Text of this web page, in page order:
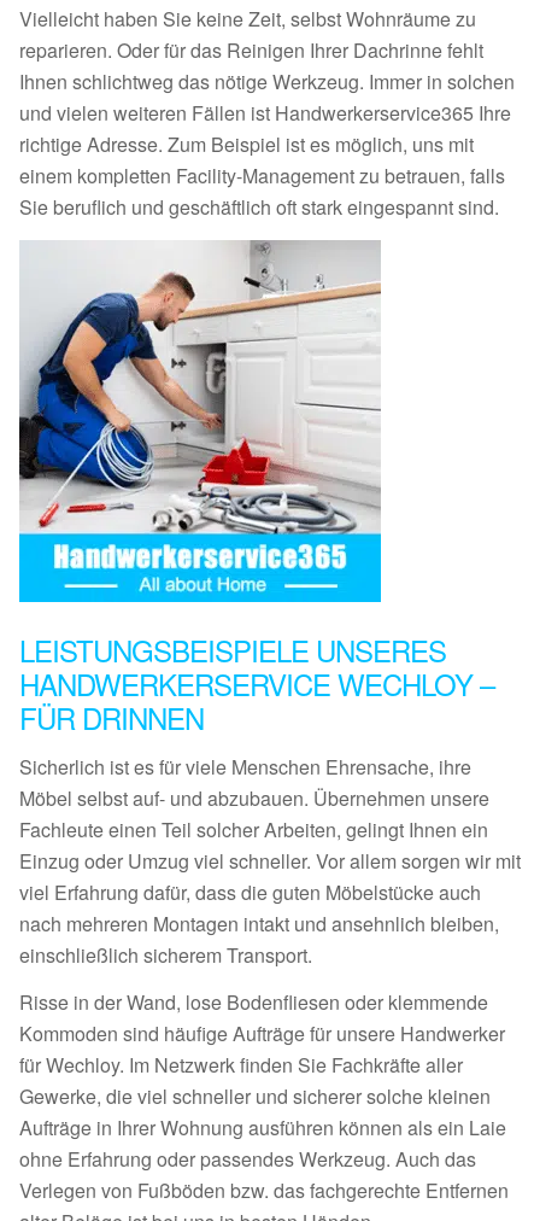
Vielleicht haben Sie keine Zeit, selbst Wohnräume zu
reparieren. Oder für das Reinigen Ihrer Dachrinne fehlt
Ihnen schlichtweg das nötige Werkzeug. Immer in solchen
und vielen weiteren Fällen ist Handwerkerservice365 Ihre
richtige Adresse. Zum Beispiel ist es möglich, uns mit
einem kompletten Facility-Management zu betrauen, falls
Sie beruflich und geschäftlich oft stark eingespannt sind.
LEISTUNGSBEISPIELE UNSERES
HANDWERKERSERVICE WECHLOY –
FÜR DRINNEN
Sicherlich ist es für viele Menschen Ehrensache, ihre
Möbel selbst auf- und abzubauen. Übernehmen unsere
Fachleute einen Teil solcher Arbeiten, gelingt Ihnen ein
Einzug oder Umzug viel schneller. Vor allem sorgen wir mit
viel Erfahrung dafür, dass die guten Möbelstücke auch
nach mehreren Montagen intakt und ansehnlich bleiben,
einschließlich sicherem Transport.
Risse in der Wand, lose Bodenfliesen oder klemmende
Kommoden sind häufige Aufträge für unsere Handwerker
für Wechloy. Im Netzwerk finden Sie Fachkräfte aller
Gewerke, die viel schneller und sicherer solche kleinen
Aufträge in Ihrer Wohnung ausführen können als ein Laie
ohne Erfahrung oder passendes Werkzeug. Auch das
Verlegen von Fußböden bzw. das fachgerechte Entfernen